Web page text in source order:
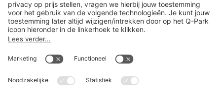
Cookie instellingen
Copyright